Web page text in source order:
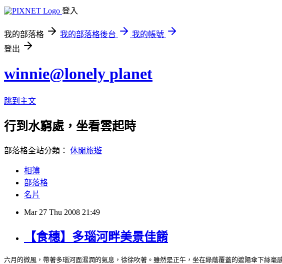
登入
我的部落格 我的部落格後台
我的帳號
登出
winnie@lonely planet
跳到主文
行到水窮處，坐看雲起時
部落格全站分類： 休閒旅遊
相簿
部落格
名片
Mar 27 Thu 2008 21:49
【食穗】多瑙河畔美景佳餚
六月的微風，帶著多瑙河面濕潤的氣息，徐徐吹著。雖然是正午，坐在綠蔭覆蓋的遮陽傘下絲毫